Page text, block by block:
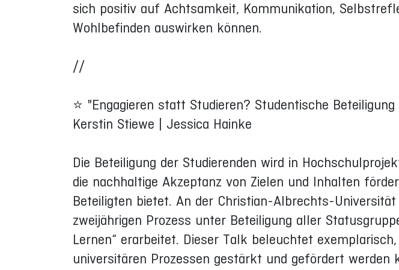
sich positiv auf Achtsamkeit, Kommunikation,
Wohlbefinden auswirken können.
//
⭐ "Engagieren statt Studieren? Studentische
Kerstin Stiewe | Jessica Hainke
Die Beteiligung der Studierenden wird in
die nachhaltige Akzeptanz von Zielen und Inhalten
Beteiligten bietet. An der Christian-Albrechts-
zweijährigen Prozess unter Beteiligung aller
Lernen“ erarbeitet. Dieser Talk beleuchtet
universitären Prozessen gestärkt und gefördert werden